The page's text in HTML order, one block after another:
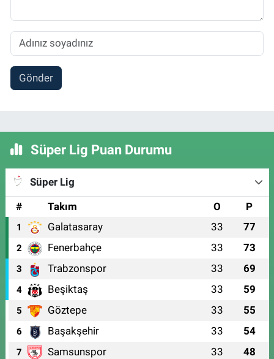
Gönder
Süper Lig Puan Durumu
Süper Lig
#
Takım O P
1 Galatasaray 33 77
2 Fenerbahçe 33 73
3 Trabzonspor 33 69
4 Beşiktaş 33 59
5 Göztepe 33 55
6 Başakşehir 33 54
7 Samsunspor 33 48